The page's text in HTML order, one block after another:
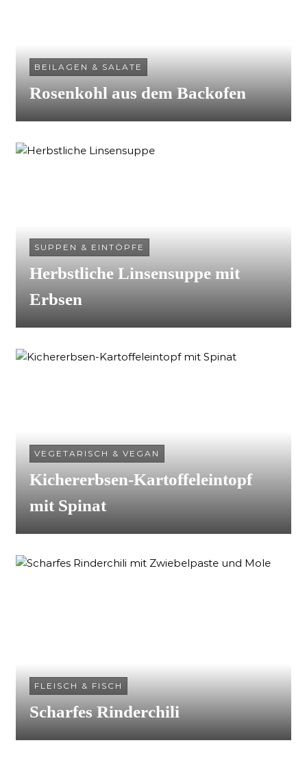
BEILAGEN & SALATE
Rosenkohl aus dem Backofen
SUPPEN & EINTÖPFE
Herbstliche Linsensuppe mit
Erbsen
VEGETARISCH & VEGAN
Kichererbsen-Kartoffeleintopf
mit Spinat
FLEISCH & FISCH
Scharfes Rinderchili